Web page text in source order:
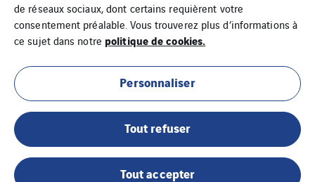
Cookies
Mentions légales
de réseaux sociaux, dont certains requièrent votre
consentement préalable. Vous trouverez plus d’informations à
ce sujet dans notre politique de cookies.
Personnaliser
Tout refuser
Tout accepter